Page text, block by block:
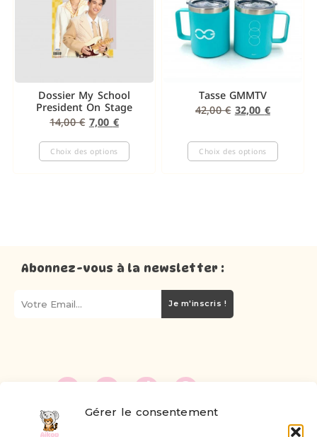
Gérer le consentement
Dossier My School
President On Stage
14,00€ 7,00 €
Choix des options
Tasse GMMTV
42,00€ 32,00 €
Choix des options
Abonnez-vous à la newsletter :
Je m'inscris !